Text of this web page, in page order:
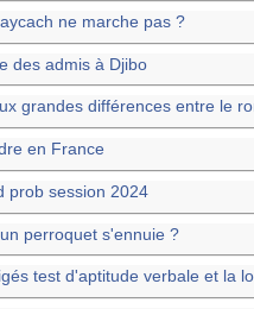
ne marche pas ?
des admis à Djibo
grandes différences entre le
en France
prob session 2024
perroquet s'ennuie ?
test d'aptitude verbale et la